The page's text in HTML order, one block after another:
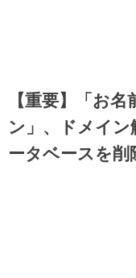
【重要】「お
ン」、ドメイ
ータベースを削